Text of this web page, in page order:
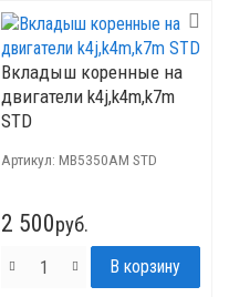
Вкладыш коренные на
двигатели k4j,k4m,k7m
STD
Артикул: MB5350AM STD
2 500руб.